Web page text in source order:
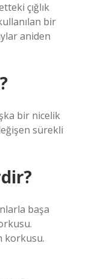
çığlık
bir
aniden
bir nicelik
sürekli
başa
korkusu.